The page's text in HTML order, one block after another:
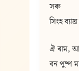
সৰু
সিংহ
ঐ ৰাম,
বন পুষ্প